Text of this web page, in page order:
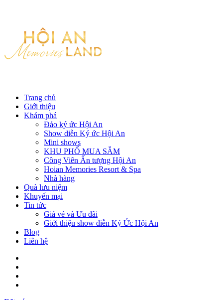
Trang chủ
Giới thiệu
Khám phá
Đảo ký ức Hội An
Show diễn Ký ức Hội An
Mini shows
KHU PHỐ MUA SẮM
Công Viên Ấn tượng Hội An
Hoian Memories Resort & Spa
Nhà hàng
Quà lưu niệm
Khuyến mại
Tin tức
Giá vé và Ưu đãi
Giới thiệu show diễn Ký Ức Hội An
Blog
Liên hệ